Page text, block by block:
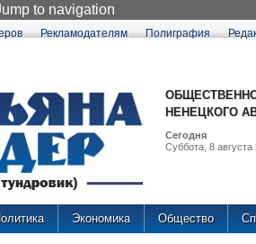
to navigation
Рекламодателям Полиграфия
НЕНЕЦКОГО
Сегодня
Суббота, 8 августа
Экономика Общество